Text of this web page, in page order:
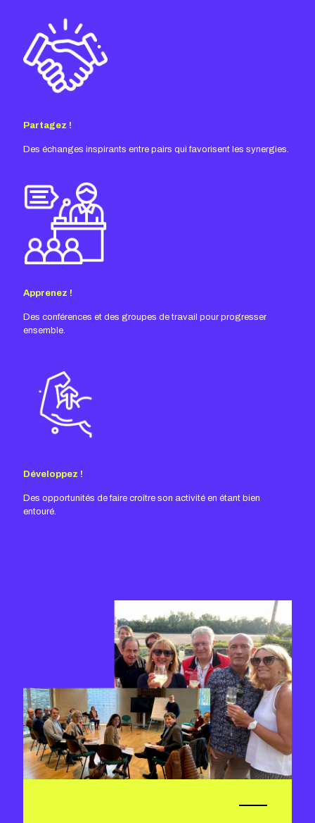
Partagez !
Des échanges inspirants entre pairs qui favorisent les synergies.
Apprenez !
Des conférences et des groupes de travail pour progresser
ensemble.
Développez !
Des opportunités de faire croître son activité en étant bien
entouré.